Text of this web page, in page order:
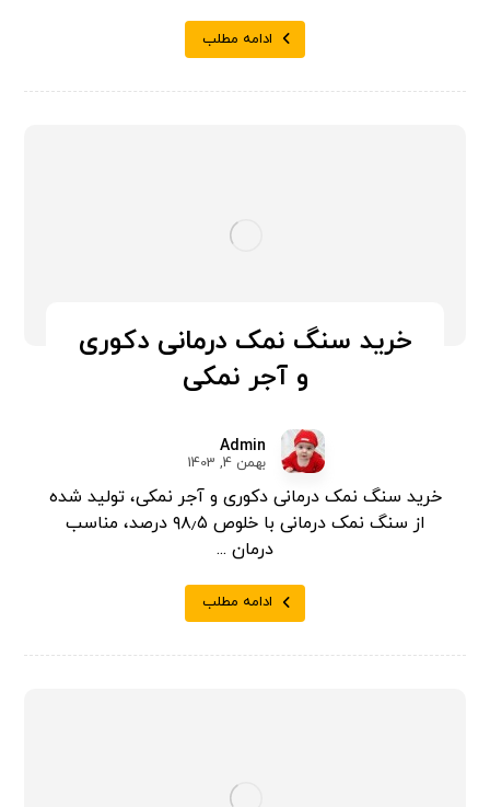
ادامه مطلب
خرید سنگ نمک درمانی دکوری
و آجر نمکی
Admin
بهمن 4, 1403
خرید سنگ نمک درمانی دکوری و آجر نمکی، تولید شده
از سنگ نمک درمانی با خلوص ۹۸٫۵ درصد، مناسب
درمان ...
ادامه مطلب